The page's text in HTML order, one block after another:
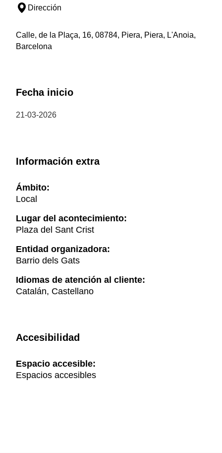
Dirección
Calle, de la Plaça, 16, 08784, Piera, Piera, L'Anoia,
Barcelona
Fecha inicio
21-03-2026
Información extra
Ámbito:
Local
Lugar del acontecimiento:
Plaza del Sant Crist
Entidad organizadora:
Barrio dels Gats
Idiomas de atención al cliente:
Catalán, Castellano
Accesibilidad
Espacio accesible:
Espacios accesibles